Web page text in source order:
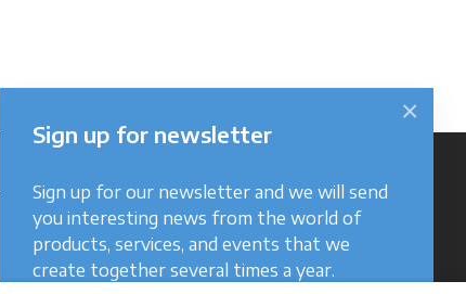
×
Sign up for newsletter
Sign up for our newsletter and we will send
you interesting news from the world of
products, services, and events that we
create together several times a year.